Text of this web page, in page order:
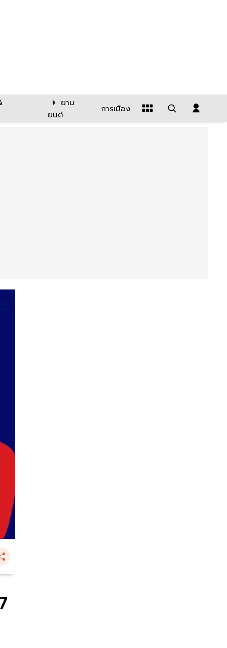
ยาน
ยนต์
การเมือง